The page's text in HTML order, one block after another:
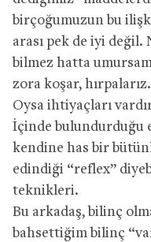
birçoğumuzun bu
arası pek de iyi değil.
bilmez hatta
zora koşar, hırpalarız.
Oysa ihtiyaçları
İçinde bulundurduğu
kendine has bir
edindiği “reflex”
teknikleri.
Bu arkadaş, bilinç
bahsettiğim bilinç